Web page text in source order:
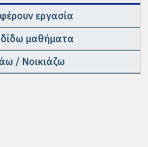
εργασία
μαθήματα
/ Νοικιάζω